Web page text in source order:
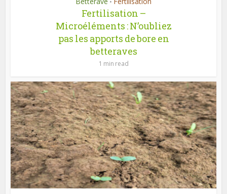
Fertilisation –
Microéléments : N’oubliez
pas les apports de bore en
betteraves
1 min read